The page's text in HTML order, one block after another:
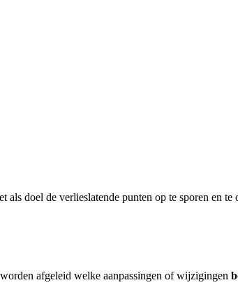
doel de verlieslatende punten op te sporen en te
afgeleid welke aanpassingen of wijzigingen